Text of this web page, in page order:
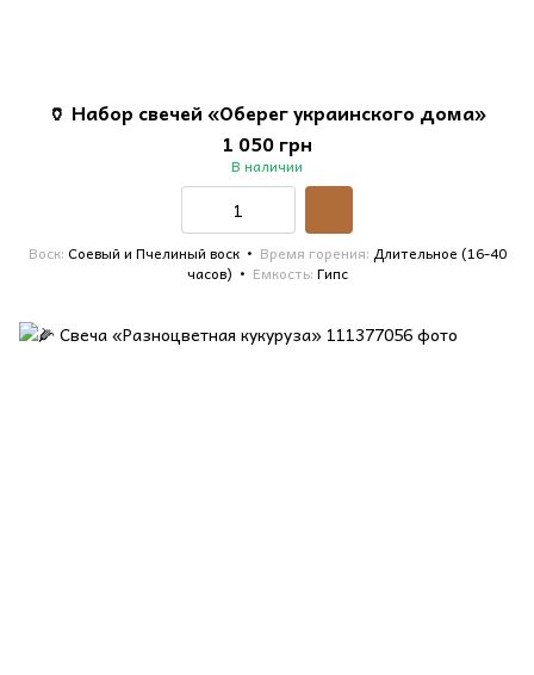
🏺 Набор свечей «Оберег украинского дома»
1 050 грн
В наличии
Воск Соевый и Пчелиный воск Время горения Длительное (16-40
часов)
Емкость Гипс